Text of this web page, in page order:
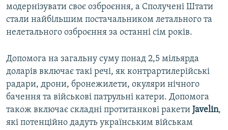
модернізувати своє озброєння, а Сполучені Штати
стали найбільшим постачальником летального та
нелетального озброєння за останні сім років.
Допомога на загальну суму понад 2,5 мільярда
доларів включає такі речі, як контрартилерійські
радари, дрони, бронежилети, окуляри нічного
бачення та військові патрульні катери. Допомога
також включає складні протитанкові ракети Javelin,
які потенційно дадуть українським військам